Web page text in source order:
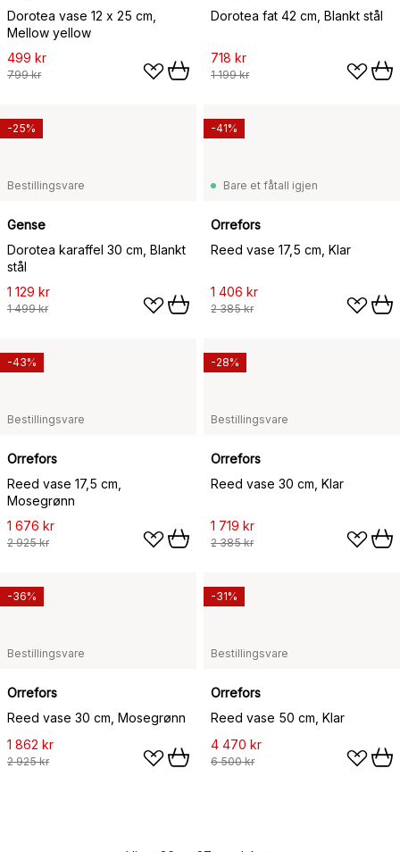
Dorotea vase 12 x 25 cm,
Mellow yellow
499 kr
799 kr
Dorotea fat 42 cm, Blankt stål
718 kr
1 199 kr
Bestillingsvare
Gense
Dorotea karaffel 30 cm, Blankt
stål
1 129 kr
1 499 kr
-25%
Bare et fåtall igjen
Orrefors
Reed vase 17,5 cm, Klar
1 406 kr
2 385 kr
-41%
Bestillingsvare
Orrefors
Reed vase 17,5 cm,
Mosegrønn
1 676 kr
2 925 kr
-43%
Bestillingsvare
Orrefors
Reed vase 30 cm, Klar
1 719 kr
2 385 kr
-28%
Bestillingsvare
Orrefors
Reed vase 30 cm, Mosegrønn
1 862 kr
2 925 kr
-36%
Bestillingsvare
Orrefors
Reed vase 50 cm, Klar
4 470 kr
6 500 kr
-31%